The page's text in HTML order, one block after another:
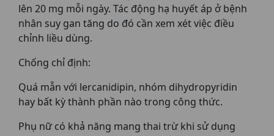
lên 20 mg mỗi ngày. Tác động hạ huyết áp ở bệnh
nhân suy gan tăng do đó cần xem xét việc điều
chỉnh liều dùng.
Chống chỉ định:
Quá mẫn với lercanidipin, nhóm dihydropyridin
hay bất kỳ thành phần nào trong công thức.
Phụ nữ có khả năng mang thai trừ khi sử dụng